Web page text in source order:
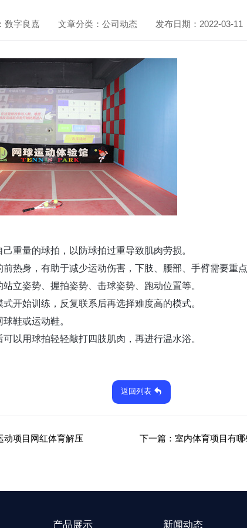
数字良嘉 文章分类：公司动态 发布日期：2022-03-11
己重量的球拍，以防球拍过重导致肌肉劳损。
前热身，有助于减少运动伤害，下肢、腰部、手臂需要重点
立姿势、握拍姿势、击球姿势、跑动位置等。
开始训练，反复联系后再选择难度高的模式。
鞋或运动鞋。
以用球拍轻轻敲打四肢肌肉，再进行温水浴。
返回列表
动项目网红体育解压 下一篇：室内体育项目有哪
产品展示 新闻动态